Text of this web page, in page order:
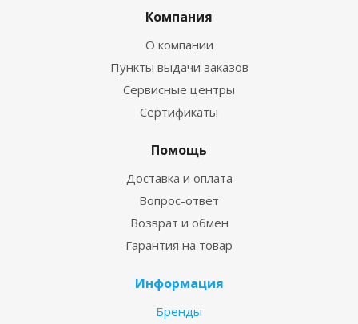
Компания
О компании
Пункты выдачи заказов
Сервисные центры
Сертификаты
Помощь
Доставка и оплата
Вопрос-ответ
Возврат и обмен
Гарантия на товар
Информация
Бренды